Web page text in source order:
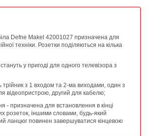
Defne Makel 42001027 призначена для
техніки. Розетки поділяються на кілька
у пригоді для одного телевізора з
трійник з 1 входом та 2-ма виходами, один з
відеопристрою, другий для кабелю;
- призначена для встановлення в кінці
розеток, іншими словами, будь-який
ланцюг повинен завершуватися кінцевою